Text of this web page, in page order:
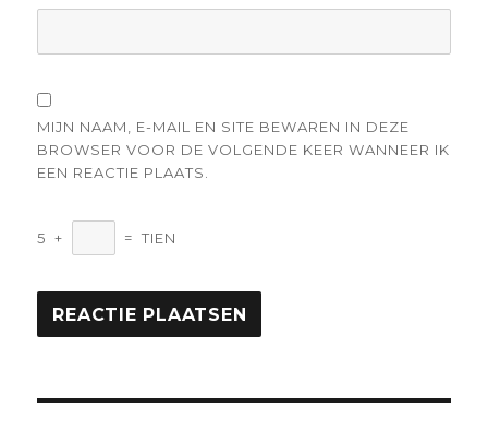
MIJN NAAM, E-MAIL EN SITE BEWAREN IN DEZE
BROWSER VOOR DE VOLGENDE KEER WANNEER IK
EEN REACTIE PLAATS.
5 + = TIEN